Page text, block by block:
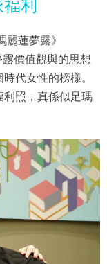
利
蓮夢露》
露價值觀與的思想
代女性的榜樣。
利照，真係似足瑪